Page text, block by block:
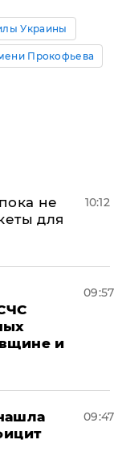
Украины
Прокофьева
не
для
10:12
и
09:57
09:47